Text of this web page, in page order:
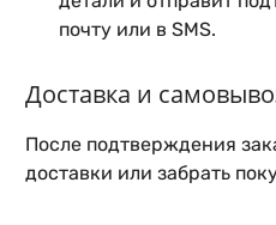
почту или в SMS.
Доставка и
После подтверждения
доставки или забрать